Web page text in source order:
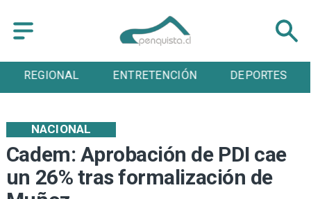
ENTRETENCIÓN DEPORTES CULTURA
Cadem: Aprobación de PDI cae
un 26% tras formalización de
NACIONAL